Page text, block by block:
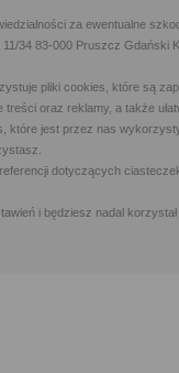
za ewentualne
34 83-000 Pruszcz Gdański
pliki cookies, które są
treści oraz reklamy, a także
które jest przez nas
dotyczących
i będziesz nadal